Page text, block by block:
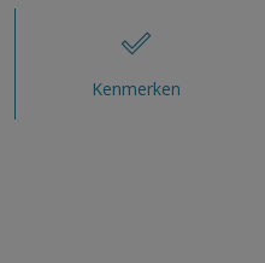
Kenmerken